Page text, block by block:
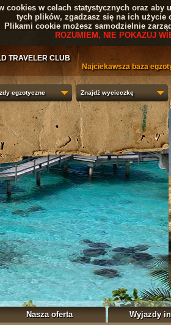
cookies w celach statystycznych oraz aby
tych plików, zgadzasz się na ich użycie
Plikami cookie możesz samodzielnie
ROZUMIEM, NIE POKAZUJ
TRAVELER CLUB
Najciekawsza baza
egzotyczne Znajdź wycieczkę
Nasza oferta Wyjazdy